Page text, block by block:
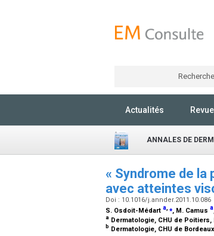
Actualités
ANNALES DE
« Syndrome de la
avec atteintes
Doi : 10.1016/j.annder.2011.10.086
S. Osdoit-Médart a ⁎, M. Camus a
a Dermatologie, CHU de
b Dermatologie, CHU de